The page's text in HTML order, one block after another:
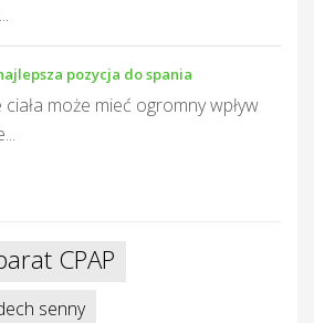
pozycja do spania
ciała może mieć ogromny wpływ
CPAP
senny